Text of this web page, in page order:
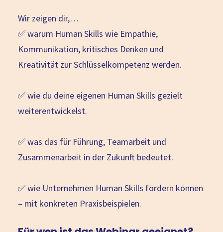
Wir zeigen dir,…
✅ warum Human Skills wie Empathie,
Kommunikation, kritisches Denken und
Kreativität zur Schlüsselkompetenz werden.
✅ wie du deine eigenen Human Skills gezielt
weiterentwickelst.
✅ was das für Führung, Teamarbeit und
Zusammenarbeit in der Zukunft bedeutet.
✅ wie Unternehmen Human Skills fördern können
– mit konkreten Praxisbeispielen.